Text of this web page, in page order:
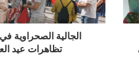
الجالية الصحراوية
تظاهرات عيد